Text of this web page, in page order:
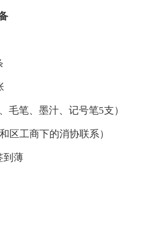
笔、墨汁、记号笔5支）
工商下的消协联系）
薄